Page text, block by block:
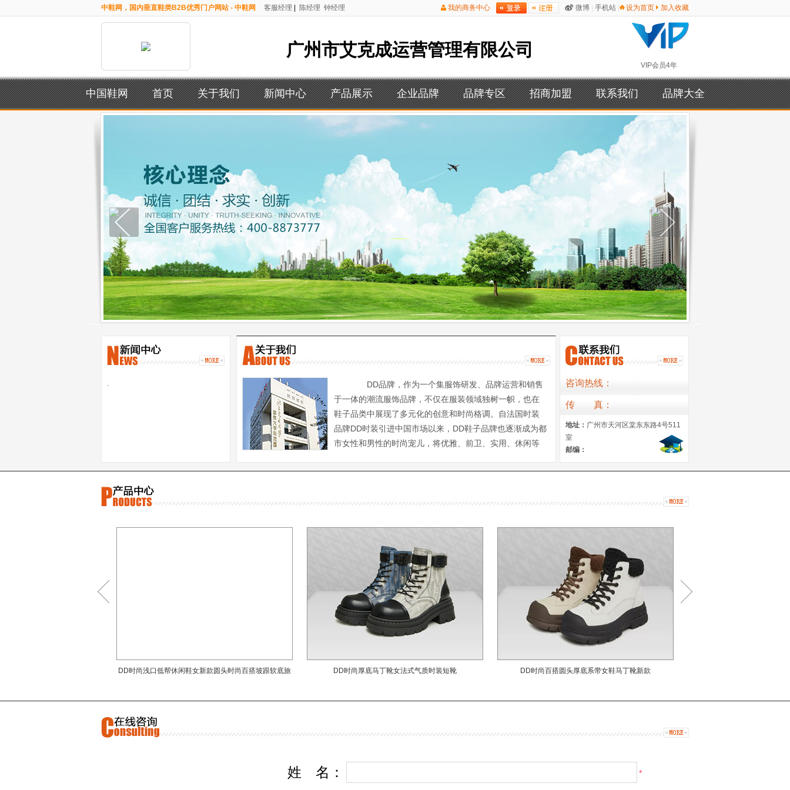
设为首页 加入收藏
手机站
微博
我的商务中心
中鞋网，国内垂直鞋类B2B优秀门户网站 - 中鞋网 客服经理 陈经理 钟经理
VIP会员4年
广州市艾克成运营管理有限公司
中国鞋网 首页 关于我们 新闻中心 产品展示 企业品牌 品牌专区 招商加盟 联系我们 品牌大全
·
DD品牌，作为一个集服饰研发、品牌运营和销售
于一体的潮流服饰品牌，不仅在服装领域独树一帜，也在
鞋子品类中展现了多元化的创意和时尚格调。自法国时装
品牌DD时装引进中国市场以来，DD鞋子品牌也逐渐成为都
市女性和男性的时尚宠儿，将优雅、前卫、实用、休闲等
特的设计融入了品牌的时尚理念，成为品味追求者的首选。从既可夸张前卫，又可活
择。不仅如此，品牌以精湛的工艺和舒适的穿着体验，赋予每一双鞋子更深层次的意
蕴含着品牌对时尚的不懈追求。鲜明的色彩和创意的细节，让每一双鞋子都成为足下
的时尚焦点，释放出个性的魅力。 品味温暖，彰显品质 随着季节的变迁，
DD鞋子的设计也随之演变，为都市人带来更多的选择。秋冬季节，品牌将温暖和时
尚融为一体，推出保暖的靴子、时尚的皮鞋等款式。细腻的材质、精致的图案，都彰
显着品牌对细节的关注，让每一双鞋子都具备品质和风尚。 搭配艺术，展现独
特风格 DD鞋子注重细节和搭配的艺术。消费者可以根据不同的场合和服装，选
择适合的鞋子，从而展现出独特的个人风格。无论是搭配休闲装还是正式服饰，DD
咨询热线：
传 真 ：
地址： 广州市天河区棠东东路4号511
室
邮编：
DD时尚浅口低帮休闲鞋女新款圆头时尚百搭坡跟软底旅 DD时尚厚底马丁靴女法式气质时装短靴 DD时尚百搭圆头厚底系带女鞋马丁靴新款
姓 名 ： *